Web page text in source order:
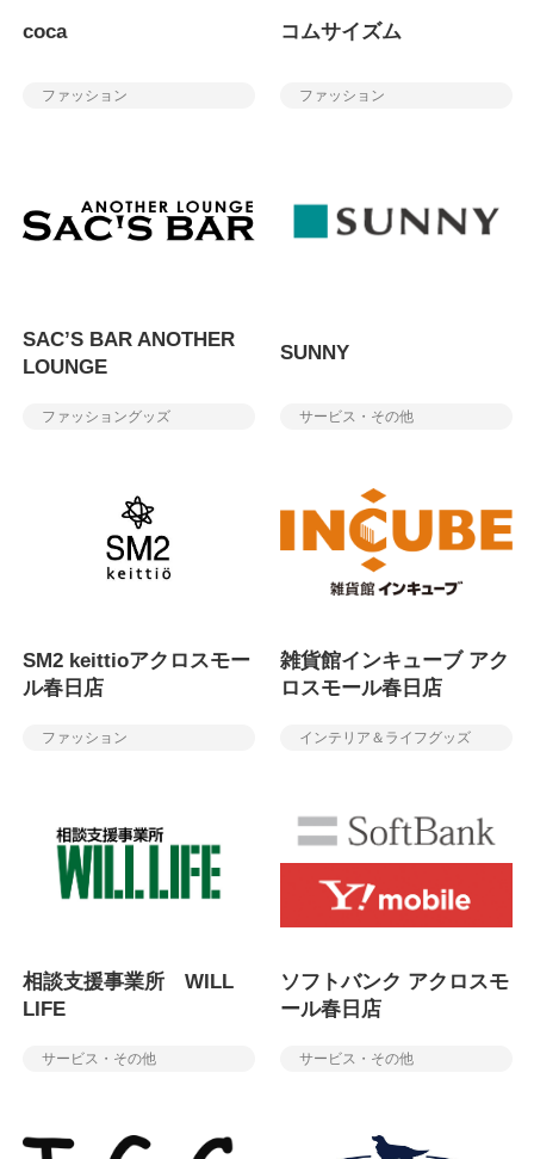
coca
ファッション
コムサイズム
ファッション
SAC’S BAR ANOTHER
LOUNGE
ファッショングッズ
SUNNY
サービス・その他
SM2 keittioアクロスモー
ル春日店
ファッション
雑貨館インキューブ アク
ロスモール春日店
インテリア＆ライフグッズ
相談支援事業所 WILL
LIFE
サービス・その他
ソフトバンク アクロスモ
ール春日店
サービス・その他